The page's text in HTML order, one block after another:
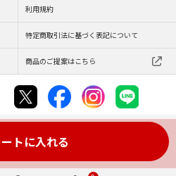
トに入れる
利用規約
特定商取引法に基づく表記について
商品のご提案はこちら